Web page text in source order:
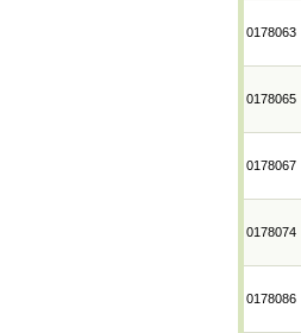
0178063
0178065
0178067
0178074
0178086